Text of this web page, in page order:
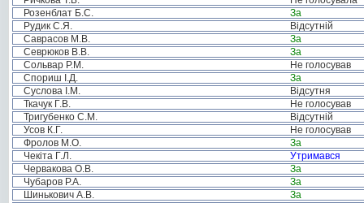
Розенблат Б.С.
За
Рудик С.Я.
Відсутній
Саврасов М.В.
За
Севрюков В.В.
За
Сольвар Р.М.
Не голосував
Спориш І.Д.
За
Суслова І.М.
Відсутня
Ткачук Г.В.
Не голосував
Тригубенко С.М.
Відсутній
Усов К.Г.
Не голосував
Фролов М.О.
За
Чекіта Г.Л.
Утримався
Червакова О.В.
За
Чубаров Р.А.
За
Шинькович А.В.
За